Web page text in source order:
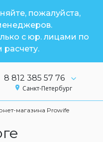
пожалуйста,
с юр. лицами по
8 812 385 57 76
Санкт-Петербург
магазина Prowife